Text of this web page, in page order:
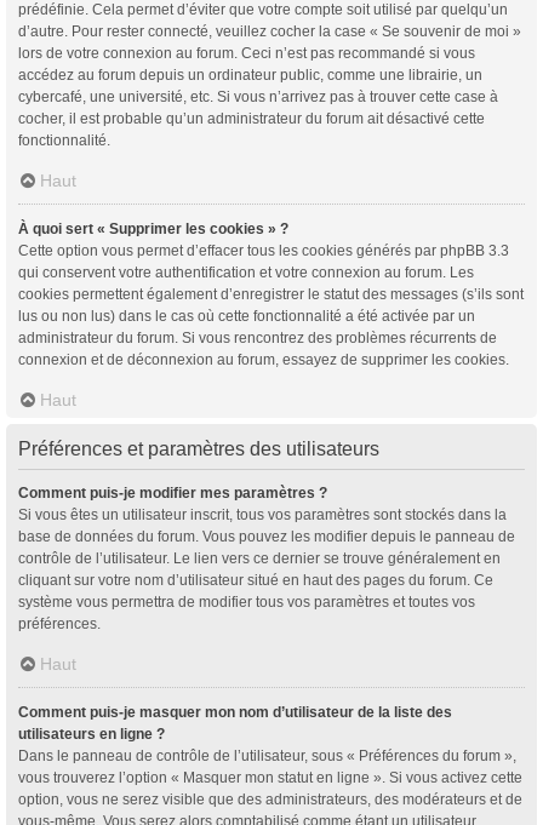
prédéfinie. Cela permet d’éviter que votre compte soit utilisé par quelqu’un
d’autre. Pour rester connecté, veuillez cocher la case « Se souvenir de moi »
lors de votre connexion au forum. Ceci n’est pas recommandé si vous
accédez au forum depuis un ordinateur public, comme une librairie, un
cybercafé, une université, etc. Si vous n’arrivez pas à trouver cette case à
cocher, il est probable qu’un administrateur du forum ait désactivé cette
fonctionnalité.
Haut
À quoi sert « Supprimer les cookies » ?
Cette option vous permet d’effacer tous les cookies générés par phpBB 3.3
qui conservent votre authentification et votre connexion au forum. Les
cookies permettent également d’enregistrer le statut des messages (s’ils sont
lus ou non lus) dans le cas où cette fonctionnalité a été activée par un
administrateur du forum. Si vous rencontrez des problèmes récurrents de
connexion et de déconnexion au forum, essayez de supprimer les cookies.
Haut
Préférences et paramètres des utilisateurs
Comment puis-je modifier mes paramètres ?
Si vous êtes un utilisateur inscrit, tous vos paramètres sont stockés dans la
base de données du forum. Vous pouvez les modifier depuis le panneau de
contrôle de l’utilisateur. Le lien vers ce dernier se trouve généralement en
cliquant sur votre nom d’utilisateur situé en haut des pages du forum. Ce
système vous permettra de modifier tous vos paramètres et toutes vos
préférences.
Haut
Comment puis-je masquer mon nom d’utilisateur de la liste des
utilisateurs en ligne ?
Dans le panneau de contrôle de l’utilisateur, sous « Préférences du forum »,
vous trouverez l’option « Masquer mon statut en ligne ». Si vous activez cette
option, vous ne serez visible que des administrateurs, des modérateurs et de
vous-même. Vous serez alors comptabilisé comme étant un utilisateur